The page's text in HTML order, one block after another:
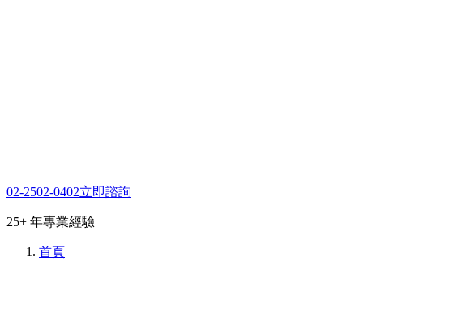
02-2502-0402立即諮詢
25+ 年專業經驗
首頁